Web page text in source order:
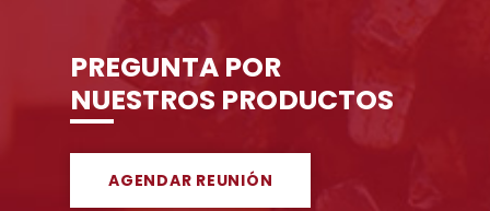
PREGUNTA POR
NUESTROS PRODUCTOS
AGENDAR REUNIÓN